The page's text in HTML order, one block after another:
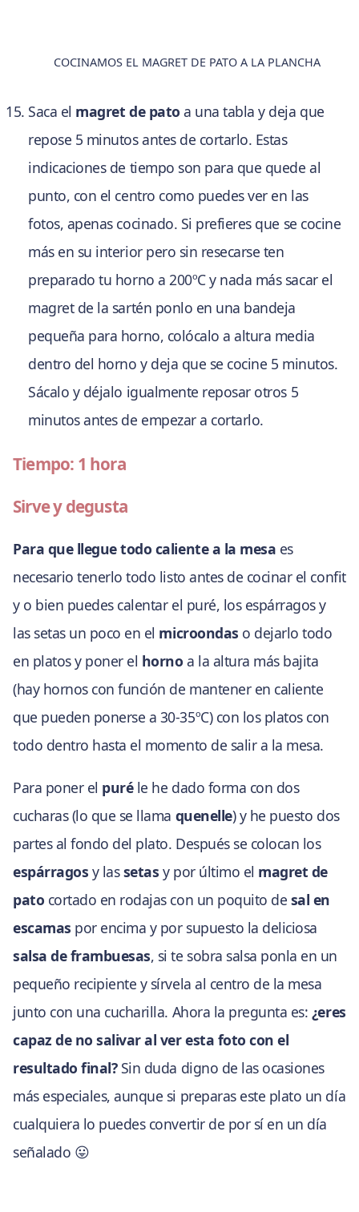
COCINAMOS EL MAGRET DE PATO A LA PLANCHA
Saca el magret de pato a una tabla y deja que
repose 5 minutos antes de cortarlo. Estas
indicaciones de tiempo son para que quede al
punto, con el centro como puedes ver en las
fotos, apenas cocinado. Si prefieres que se cocine
más en su interior pero sin resecarse ten
preparado tu horno a 200ºC y nada más sacar el
magret de la sartén ponlo en una bandeja
pequeña para horno, colócalo a altura media
dentro del horno y deja que se cocine 5 minutos.
Sácalo y déjalo igualmente reposar otros 5
minutos antes de empezar a cortarlo.
Tiempo: 1 hora
Sirve y degusta
Para que llegue todo caliente a la mesa es
necesario tenerlo todo listo antes de cocinar el confit
y o bien puedes calentar el puré, los espárragos y
las setas un poco en el microondas o dejarlo todo
en platos y poner el horno a la altura más bajita
(hay hornos con función de mantener en caliente
que pueden ponerse a 30-35ºC) con los platos con
todo dentro hasta el momento de salir a la mesa.
Para poner el puréle he dado forma con dos
cucharas (lo que se llama quenelle) y he puesto dos
partes al fondo del plato. Después se colocan los
espárragos y lassetas y por último el magret de
pato cortado en rodajas con un poquito de sal en
escamas por encima y por supuesto la deliciosa
salsa de frambuesas, si te sobra salsa ponla en un
pequeño recipiente y sírvela al centro de la mesa
junto con una cucharilla. Ahora la pregunta es: ¿eres
capaz de no salivar al ver esta foto con el
resultado final?Sin duda digno de las ocasiones
más especiales, aunque si preparas este plato un día
cualquiera lo puedes convertir de por sí en un día
señalado 😛